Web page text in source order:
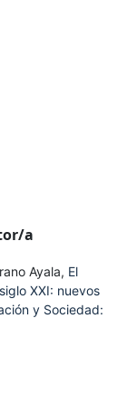
a
Ayala, El
XXI: nuevos
y Sociedad: